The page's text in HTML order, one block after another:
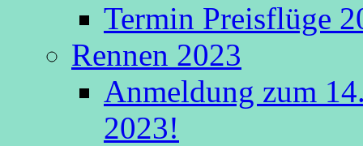
Termin Preisflüge
Rennen 2023
Anmeldung zum
2023!